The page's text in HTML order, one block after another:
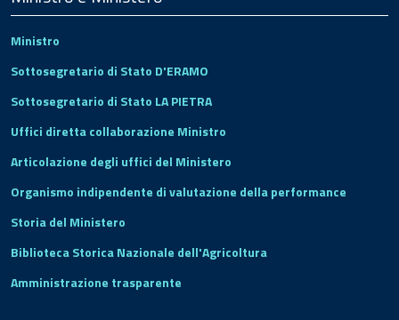
Ministro
Sottosegretario di Stato D'ERAMO
Sottosegretario di Stato LA PIETRA
Uffici diretta collaborazione Ministro
Articolazione degli uffici del Ministero
Organismo indipendente di valutazione della performance
Storia del Ministero
Biblioteca Storica Nazionale dell'Agricoltura
Amministrazione trasparente